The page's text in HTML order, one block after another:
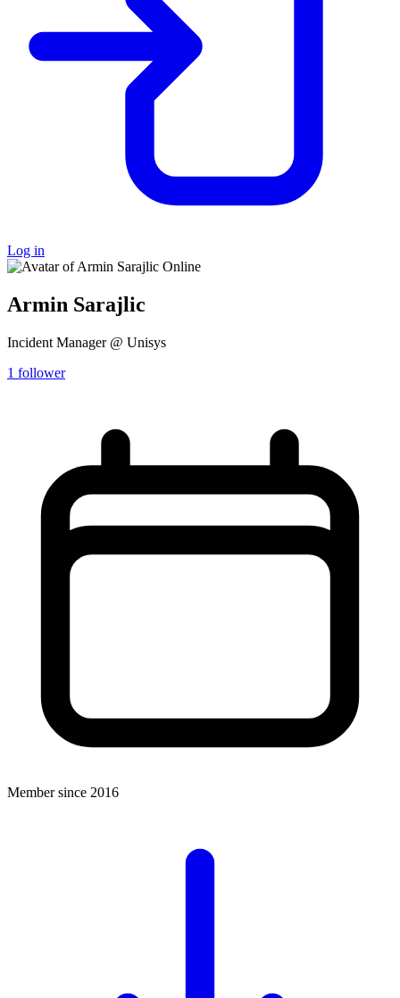
Log in
Online
Armin Sarajlic
Incident Manager @ Unisys
1 follower
Member since 2016